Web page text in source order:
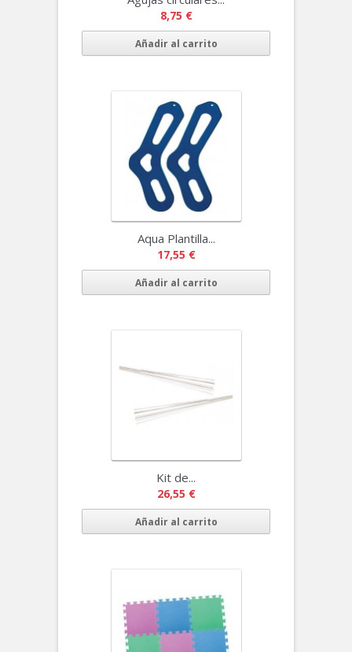
8,75 €
Añadir al carrito
Aqua Plantilla...
17,55 €
Añadir al carrito
Kit de...
26,55 €
Añadir al carrito